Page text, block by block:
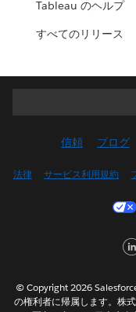
Tableau のヘルプ
すべてのリリース
信頼 ブログ
法律 サービス利用規約
© Copyright 2026
の権利者に帰属します。株